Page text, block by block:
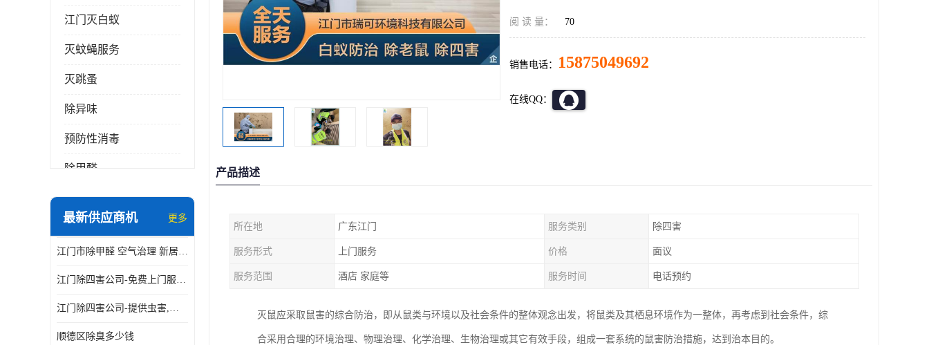
江门灭白蚁
灭蚊蝇服务
灭跳蚤
除异味
预防性消毒
除甲醛
最新供应商机 更多
江门市除甲醛 空气治理 新居除异味 除苯 装修后异味清除
江门除四害公司-免费上门服务-随叫随到
江门除四害公司-提供虫害,病毒等全面消杀服务
顺德区除臭多少钱
阅 读 量： 70
销售电话： 15875049692
在线QQ：
产品描述
所在地 广东江门 服务类别 除四害
服务形式 上门服务 价格 面议
服务范围 酒店 家庭等 服务时间 电话预约
灭鼠应采取鼠害的综合防治，即从鼠类与环境以及社会条件的整体观念出发，将鼠类及其栖息环境作为一整体，再考虑到社会条件，综
合采用合理的环境治理、物理治理、化学治理、生物治理或其它有效手段，组成一套系统的鼠害防治措施，达到治本目的。